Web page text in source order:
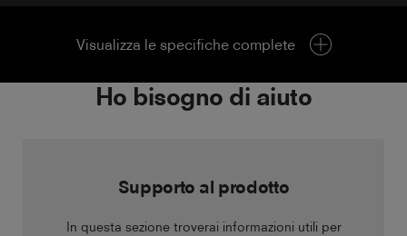
Visualizza le specifiche complete
Ho bisogno di aiuto
Supporto al prodotto
In questa sezione troverai informazioni utili per